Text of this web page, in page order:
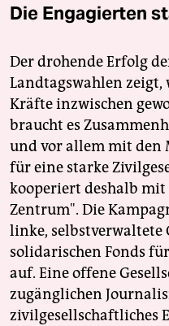
Die Engagierten
Der drohende Erfolg
Landtagswahlen
Kräfte inzwischen
braucht es
und vor allem mit den
für eine starke
kooperiert deshalb
Zentrum". Die
linke, selbstverwaltete
solidarischen Fonds
auf. Eine offene
zugänglichen
zivilgesellschaftliches